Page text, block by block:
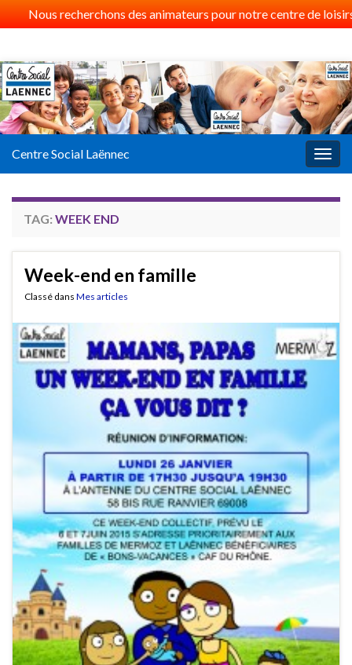
Nous recherchons des animateurs pour notre centre de
Centre Social Laënnec
TAG: WEEK END
Week-end en famille
Classé dans Mes articles